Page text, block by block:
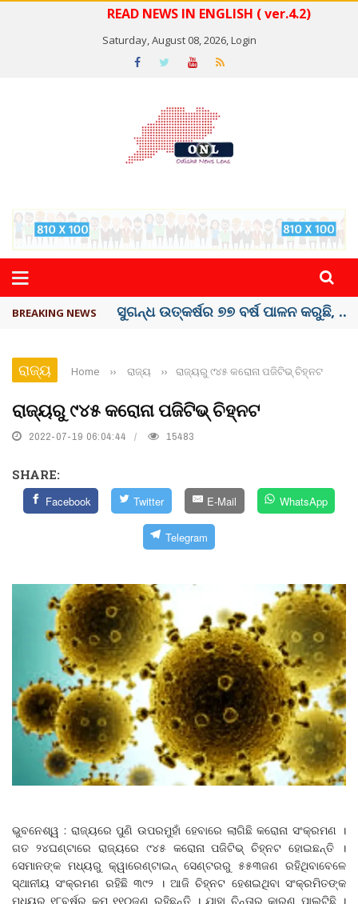
READ NEWS IN ENGLISH ( ver.4.2)
Saturday, August 08, 2026,Login
BREAKING NEWS ୟୁପିଆଇ ଓ ଅନ୍ୟାନ୍ୟ ଡିଜିଟାଲ୍ ନେଣଦେଣ ...
ରାଜ୍ୟ Home ›› ରାଜ୍ୟ ›› ରାଜ୍ୟରୁ ୯୪୫ କରୋନା ପଜିଟିଭ୍ ଚିହ୍ନଟ
ରାଜ୍ୟରୁ ୯୪୫ କରୋନା ପଜିଟିଭ୍ ଚିହ୍ନଟ
2022-07-19 06:04:44 15483
SHARE:
Facebook Twitter E-Mail WhatsApp
Telegram
ଭୁବନେଶ୍ୱ : ରାଜ୍ୟରେ ପୁଣି ଉପରମୁହାଁ ହେବାରେ ଲାଗିଛି କରୋନା ସଂକ୍ରମଣ ।
ଗତ ୨୪ଘଣ୍ଟାରେ ରାଜ୍ୟରେ ୯୪୫ କରୋନା ପଜିଟିଭ୍ ଚିହ୍ନଟ ହୋଇଛନ୍ତି ।
ସେମାନଙ୍କ ମଧ୍ୟରୁ କ୍ୱାରେଣ୍ଟାଇନ୍ ସେଣ୍ଟରରୁ ୫୫୩ଜଣ ରହିଥିବାବେଳେ
ସ୍ଥାନୀୟ ସଂକ୍ରମଣ ରହିଛି ୩୯୨ । ଆଜି ଚିହ୍ନଟ ହେଶଇଥିବା ସଂକ୍ରମିତଙ୍କ
ମଧ୍ୟରୁ ୧୮ବର୍ଷରୁ କମ୍ ୧୧୦ଜଣ ରହିଛନ୍ତି । ଯାହା ଚିନ୍ତାର କାରଣ ପାଲଟିଛି ।